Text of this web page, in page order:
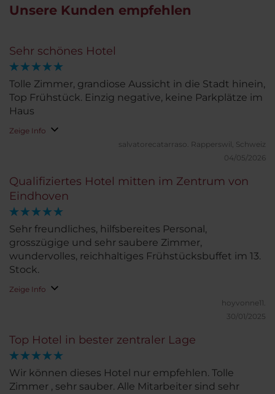
Unsere Kunden empfehlen
Sehr schönes Hotel
Tolle Zimmer, grandiose Aussicht in die Stadt hinein,
Top Frühstück. Einzig negative, keine Parkplätze im
Haus
Zeige Info
salvatorecatarraso. Rapperswil, Schweiz
04/05/2026
Qualifiziertes Hotel mitten im Zentrum von
Eindhoven
Sehr freundliches, hilfsbereites Personal,
grosszügige und sehr saubere Zimmer,
wundervolles, reichhaltiges Frühstücksbuffet im 13.
Stock.
Zeige Info
hoyvonne11.
30/01/2025
Top Hotel in bester zentraler Lage
Wir können dieses Hotel nur empfehlen. Tolle
Zimmer , sehr sauber. Alle Mitarbeiter sind sehr